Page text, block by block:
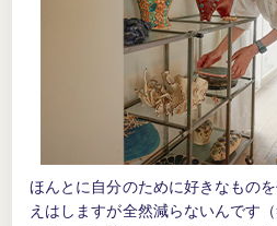
ほんとに自分のために好きなもの
えはしますが全然減らないんです